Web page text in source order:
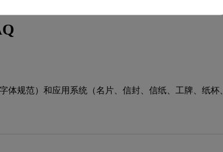
规范）和应用系统（名片、信封、信纸、工牌、纸